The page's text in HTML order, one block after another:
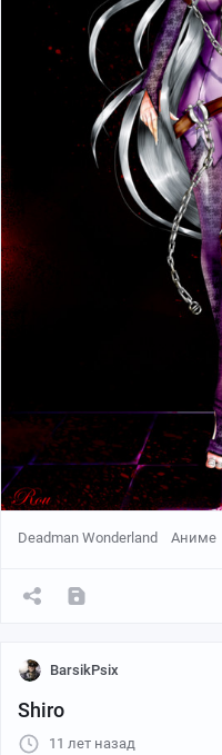
Deadman Wonderland Аниме
BarsikPsix
Shiro
11 лет назад